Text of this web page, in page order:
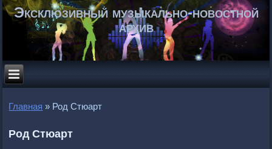
Эксклюзивный музыкально-новостной
архив
Главная » Род Стюарт
Род Стюарт